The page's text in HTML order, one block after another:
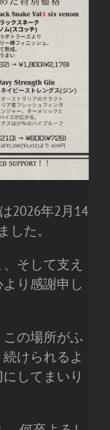
2026年2月14
した。
そして支え
り感謝申し
の場所がふ
けられるよ
してまいり